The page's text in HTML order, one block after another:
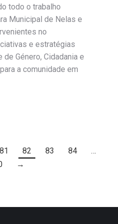
todo o trabalho
Municipal de Nelas e
no
e estratégias
Género, Cidadania e
a comunidade em
81 82 83 84
…
→